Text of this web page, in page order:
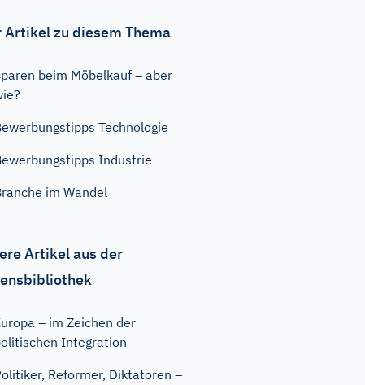
Artikel zu diesem Thema
beim Möbelkauf – aber
Technologie
Industrie
im Wandel
Artikel aus der
– im Zeichen der
Integration
Reformer, Diktatoren –